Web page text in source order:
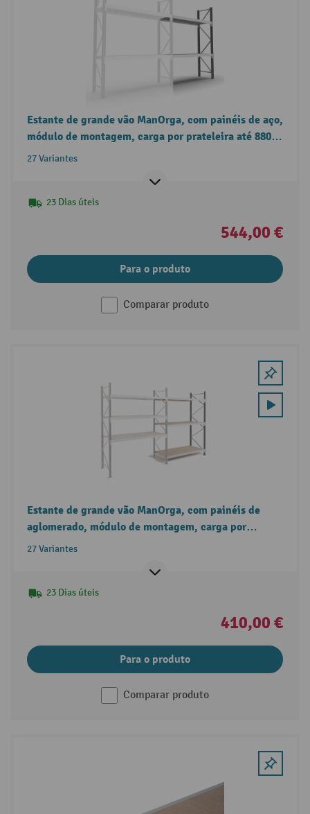
Estante de grande vão ManOrga, com painéis de aço,
módulo de montagem, carga por prateleira até 880
kg
27 Variantes
23 Dias úteis
544,00 €
Para o produto
Comparar produto
Estante de grande vão ManOrga, com painéis de
aglomerado, módulo de montagem, carga por
prateleira até 880 kg
27 Variantes
23 Dias úteis
410,00 €
Para o produto
Comparar produto